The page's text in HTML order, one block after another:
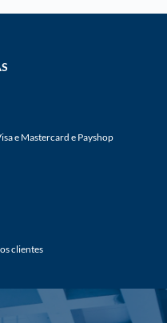
e Mastercard e Payshop
clientes